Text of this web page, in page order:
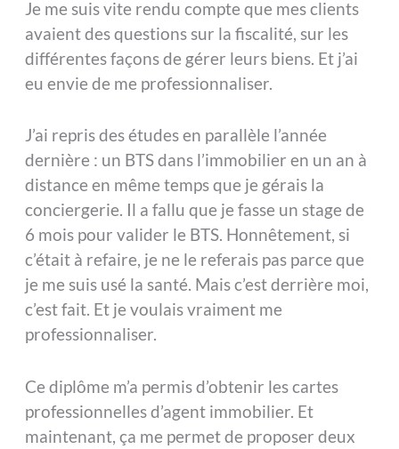
Je me suis vite rendu compte que mes clients
avaient des questions sur la fiscalité, sur les
différentes façons de gérer leurs biens. Et j’ai
eu envie de me professionnaliser.
J’ai repris des études en parallèle l’année
dernière : un BTS dans l’immobilier en un an à
distance en même temps que je gérais la
conciergerie. Il a fallu que je fasse un stage de
6 mois pour valider le BTS. Honnêtement, si
c’était à refaire, je ne le referais pas parce que
je me suis usé la santé. Mais c’est derrière moi,
c’est fait. Et je voulais vraiment me
professionnaliser.
Ce diplôme m’a permis d’obtenir les cartes
professionnelles d’agent immobilier. Et
maintenant, ça me permet de proposer deux